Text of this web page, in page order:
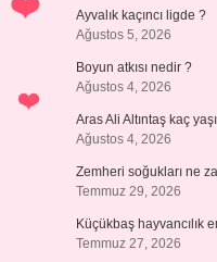
Ayvalık kaçıncı ligde ?
Ağustos 5, 2026
Boyun atkısı nedir ?
Ağustos 4, 2026
Aras Ali Altıntaş kaç
Ağustos 4, 2026
Zemheri soğukları ne
Temmuz 29, 2026
Küçükbaş hayvancılık
Temmuz 27, 2026